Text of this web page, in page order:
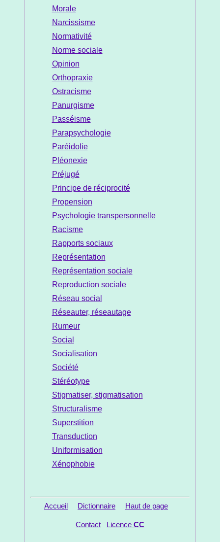
Morale
Narcissisme
Normativité
Norme sociale
Opinion
Orthopraxie
Ostracisme
Panurgisme
Passéisme
Parapsychologie
Paréidolie
Pléonexie
Préjugé
Principe de réciprocité
Propension
Psychologie transpersonnelle
Racisme
Rapports sociaux
Représentation
Représentation sociale
Reproduction sociale
Réseau social
Réseauter, réseautage
Rumeur
Social
Socialisation
Société
Stéréotype
Stigmatiser, stigmatisation
Structuralisme
Superstition
Transduction
Uniformisation
Xénophobie
Accueil Dictionnaire Haut de page
Contact Licence CC